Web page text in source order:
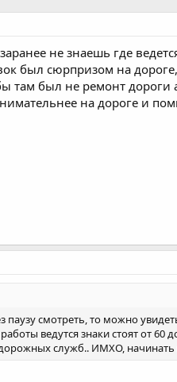
не знаешь где
был сюрпризом на
там был не ремонт дороги
на дороге и
смотреть, то можно
ведутся знаки стоят от 60
служб.. ИМХО, начинать